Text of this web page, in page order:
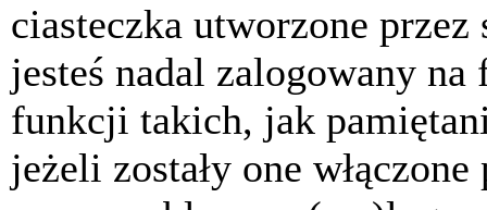
ciasteczka utworzone
jesteś nadal zalogowany
funkcji takich, jak
jeżeli zostały one